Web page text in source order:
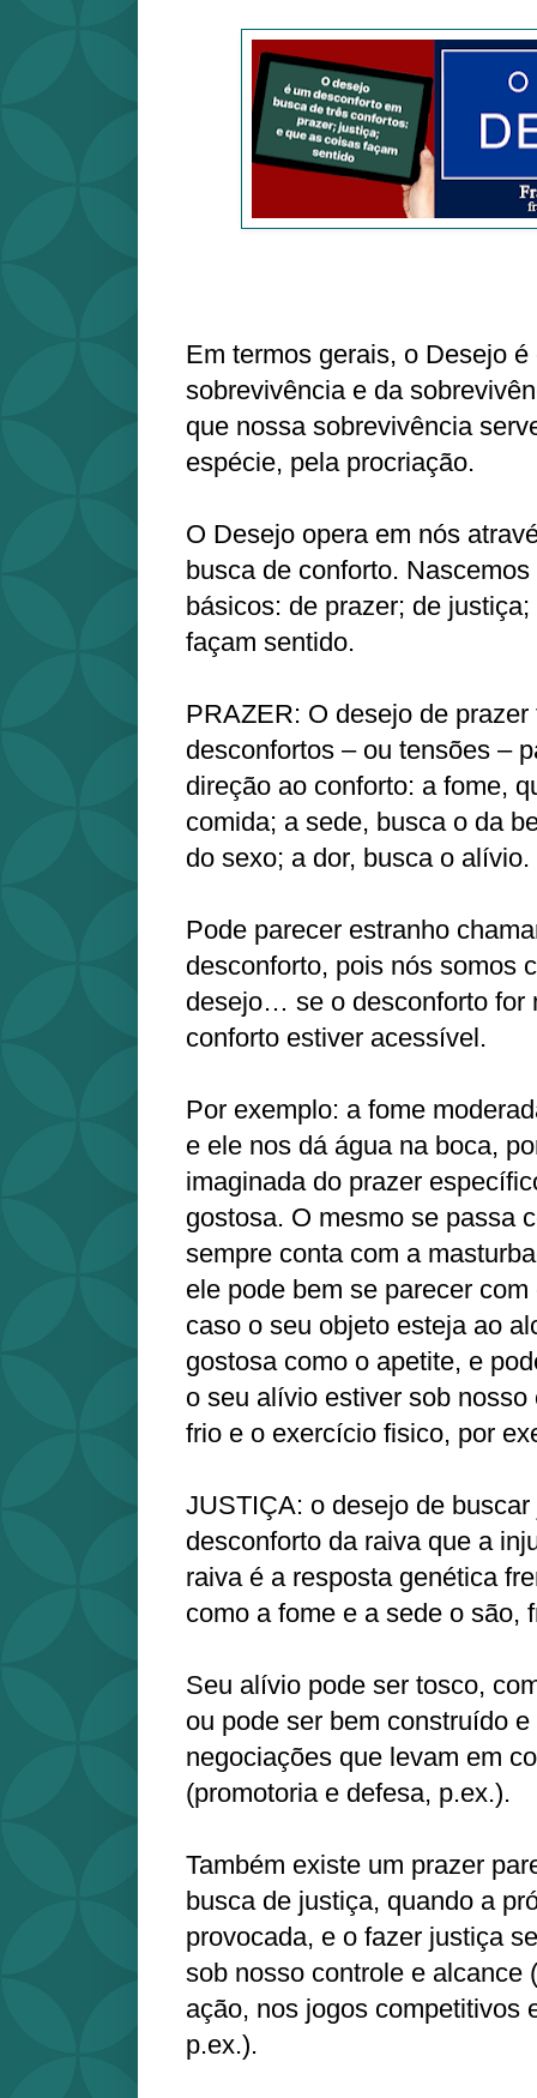
Em termos gerais, o Desejo
sobrevivência e da
que nossa sobrevivência
espécie, pela procriação.
O Desejo opera em nós
busca de conforto.
básicos: de prazer; de
façam sentido.
PRAZER: O desejo de prazer
desconfortos – ou tensões –
direção ao conforto: a fome,
comida; a sede, busca o da
do sexo; a dor, busca o alívio.
Pode parecer estranho
desconforto, pois nós somos
desejo… se o desconforto for
conforto estiver acessível.
Por exemplo: a fome
e ele nos dá água na boca,
imaginada do prazer
gostosa. O mesmo se passa
sempre conta com a
ele pode bem se parecer
caso o seu objeto esteja ao
gostosa como o apetite, e
o seu alívio estiver sob
frio e o exercício fisico, por
JUSTIÇA: o desejo de
desconforto da raiva que a
raiva é a resposta genética
como a fome e a sede o são,
Seu alívio pode ser tosco,
ou pode ser bem construído
negociações que levam em
(promotoria e defesa, p.ex.).
Também existe um prazer
busca de justiça, quando a
provocada, e o fazer justiça
sob nosso controle e alcance
ação, nos jogos competitivos
p.ex.).